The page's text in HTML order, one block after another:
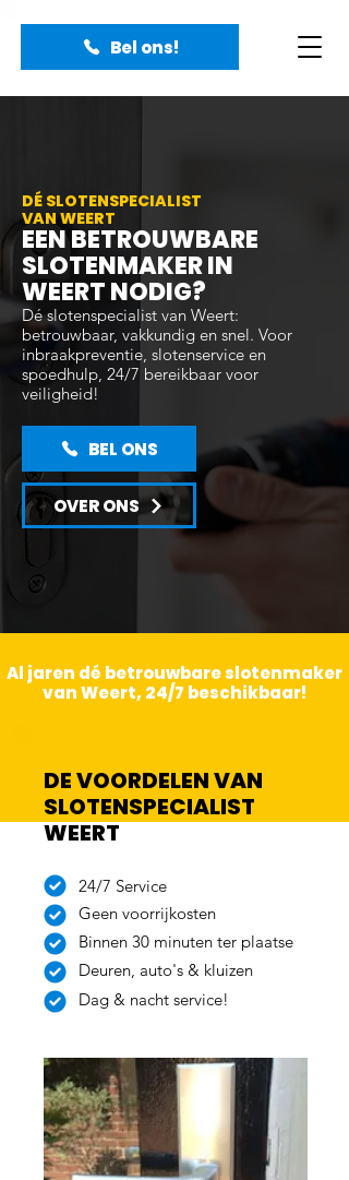
Bel ons!
DÉ SLOTENSPECIALIST
VAN WEERT
EEN BETROUWBARE
SLOTENMAKER IN
WEERT NODIG?
Dé slotenspecialist van Weert:
betrouwbaar, vakkundig en snel. Voor
inbraakpreventie, slotenservice en
spoedhulp, 24/7 bereikbaar voor
veiligheid!
BEL ONS
OVER ONS
Al jaren dé betrouwbare slotenmaker
van Weert, 24/7 beschikbaar!
DE VOORDELEN VAN
SLOTENSPECIALIST
WEERT
24/7 Service
Geen voorrijkosten
Binnen 30 minuten ter plaatse
Deuren, auto's & kluizen
Dag & nacht service!